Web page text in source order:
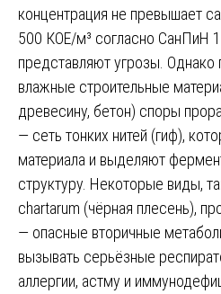
концентрация не превышает
500 КОЕ/м³ согласно СанПиН
представляют угрозы. Однако
влажные строительные
древесину, бетон) споры
— сеть тонких нитей (гиф),
материала и выделяют
структуру. Некоторые виды,
chartarum (чёрная плесень),
— опасные вторичные
вызывать серьёзные
аллергии, астму и